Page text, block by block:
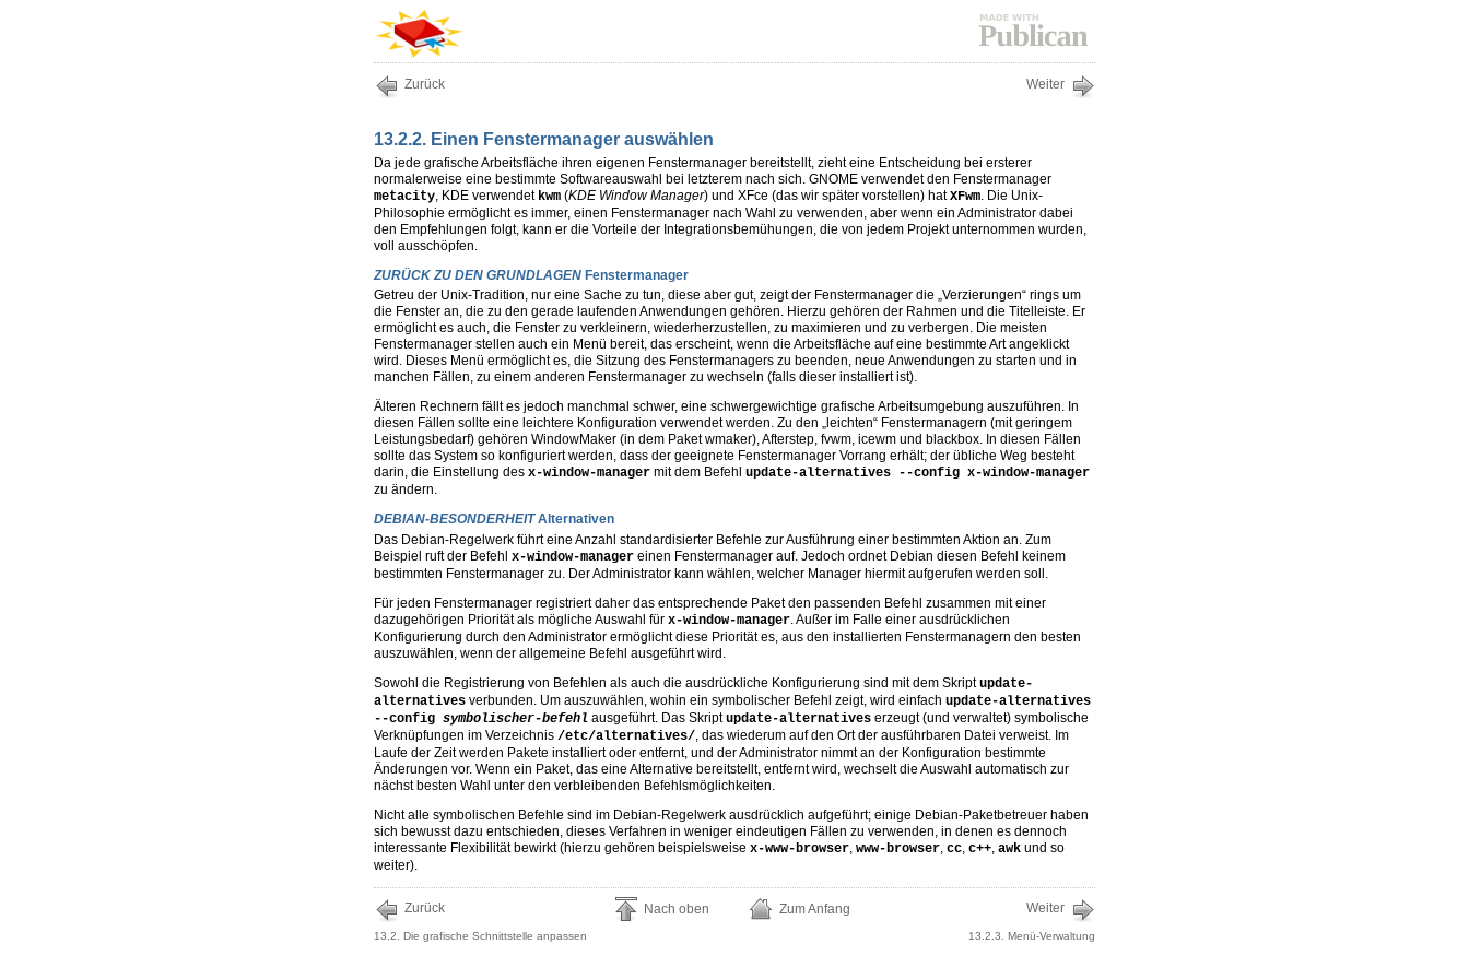
Zurück Weiter
13.2.2. Einen Fenstermanager auswählen
Da jede grafische Arbeitsfläche ihren eigenen Fenstermanager bereitstellt, zieht eine Entscheidung bei ersterer
normalerweise eine bestimmte Softwareauswahl bei letzterem nach sich. GNOME verwendet den Fenstermanager
metacity , KDE verwendet kwm (KDE Window Manager) und XFce (das wir später vorstellen) hatXFwm . Die Unix-
Philosophie ermöglicht es immer, einen Fenstermanager nach Wahl zu verwenden, aber wenn ein Administrator dabei
den Empfehlungen folgt, kann er die Vorteile der Integrationsbemühungen, die von jedem Projekt unternommen wurden,
voll ausschöpfen.
ZURÜCK ZU DEN GRUNDLAGEN Fenstermanager
Getreu der Unix-Tradition, nur eine Sache zu tun, diese aber gut, zeigt der Fenstermanager die „Verzierungen“ rings um
die Fenster an, die zu den gerade laufenden Anwendungen gehören. Hierzu gehören der Rahmen und die Titelleiste. Er
ermöglicht es auch, die Fenster zu verkleinern, wiederherzustellen, zu maximieren und zu verbergen. Die meisten
Fenstermanager stellen auch ein Menü bereit, das erscheint, wenn die Arbeitsfläche auf eine bestimmte Art angeklickt
wird. Dieses Menü ermöglicht es, die Sitzung des Fenstermanagers zu beenden, neue Anwendungen zu starten und in
manchen Fällen, zu einem anderen Fenstermanager zu wechseln (falls dieser installiert ist).
Älteren Rechnern fällt es jedoch manchmal schwer, eine schwergewichtige grafische Arbeitsumgebung auszuführen. In
diesen Fällen sollte eine leichtere Konfiguration verwendet werden. Zu den „leichten“ Fenstermanagern (mit geringem
Leistungsbedarf) gehören WindowMaker (in dem Paketwmaker), Afterstep, fvwm, icewm und blackbox. In diesen Fällen
sollte das System so konfiguriert werden, dass der geeignete Fenstermanager Vorrang erhält; der übliche Weg besteht
darin, die Einstellung des x-window-manager mit dem Befehl update-alternatives --config x-window-manager
zu ändern.
DEBIAN-BESONDERHEITAlternativen
Das Debian-Regelwerk führt eine Anzahl standardisierter Befehle zur Ausführung einer bestimmten Aktion an. Zum
Beispiel ruft der Befehl x-window-manager einen Fenstermanager auf. Jedoch ordnet Debian diesen Befehl keinem
bestimmten Fenstermanager zu. Der Administrator kann wählen, welcher Manager hiermit aufgerufen werden soll.
Für jeden Fenstermanager registriert daher das entsprechende Paket den passenden Befehl zusammen mit einer
dazugehörigen Priorität als mögliche Auswahl für x-window-manager . Außer im Falle einer ausdrücklichen
Konfigurierung durch den Administrator ermöglicht diese Priorität es, aus den installierten Fenstermanagern den besten
auszuwählen, wenn der allgemeine Befehl ausgeführt wird.
Sowohl die Registrierung von Befehlen als auch die ausdrückliche Konfigurierung sind mit dem Skriptupdate-
alternatives verbunden. Um auszuwählen, wohin ein symbolischer Befehl zeigt, wird einfach update-alternatives
--config symbolischer-befehl ausgeführt. Das Skriptupdate-alternatives erzeugt (und verwaltet) symbolische
Verknüpfungen im Verzeichnis /etc/alternatives/ , das wiederum auf den Ort der ausführbaren Datei verweist. Im
Laufe der Zeit werden Pakete installiert oder entfernt, und der Administrator nimmt an der Konfiguration bestimmte
Änderungen vor. Wenn ein Paket, das eine Alternative bereitstellt, entfernt wird, wechselt die Auswahl automatisch zur
nächst besten Wahl unter den verbleibenden Befehlsmöglichkeiten.
Nicht alle symbolischen Befehle sind im Debian-Regelwerk ausdrücklich aufgeführt; einige Debian-Paketbetreuer haben
sich bewusst dazu entschieden, dieses Verfahren in weniger eindeutigen Fällen zu verwenden, in denen es dennoch
interessante Flexibilität bewirkt (hierzu gehören beispielsweise x-www-browser www-browser cc c++ awk und so
weiter).
Zurück
13.2. Die grafische Schnittstelle anpassen
Nach oben Zum Anfang Weiter
13.2.3. Menü-Verwaltung